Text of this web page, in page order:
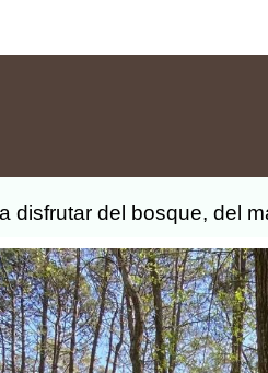
disfrutar del bosque, del